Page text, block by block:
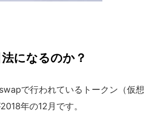
になるのか？
で行われているトークン（仮想
年の12月です。